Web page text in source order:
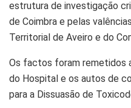
estrutura de investigação
de Coimbra e pelas
Territorial de Aveiro e do
Os factos foram remetidos
do Hospital e os autos de
para a Dissuasão de